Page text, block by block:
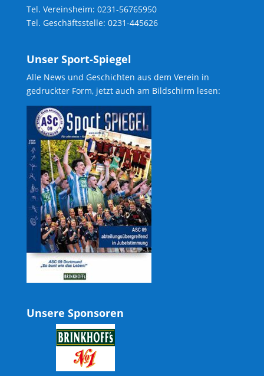
Tel. Vereinsheim: 0231-56765950
Tel. Geschäftsstelle: 0231-445626
Unser Sport-Spiegel
Alle News und Geschichten aus dem Verein in
gedruckter Form, jetzt auch am Bildschirm lesen:
Unsere Sponsoren